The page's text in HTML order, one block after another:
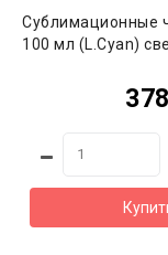
Сублимационные
100 мл (L.Cyan)